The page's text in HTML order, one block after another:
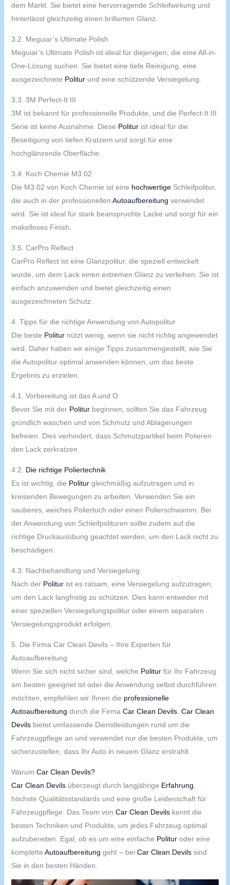
dem Markt. Sie bietet eine hervorragende Schleifwirkung und
hinterlässt gleichzeitig einen brillanten Glanz.
3.2. Meguiar’s Ultimate Polish
Meguiar’s Ultimate Polish ist ideal für diejenigen, die eine All-in-
One-Lösung suchen. Sie bietet eine tiefe Reinigung, eine
ausgezeichnete Politurund eine schützende Versiegelung.
3.3. 3M Perfect-It III
3M ist bekannt für professionelle Produkte, und die Perfect-It III
Serie ist keine Ausnahme. Diese Politurist ideal für die
Beseitigung von tiefen Kratzern und sorgt für eine
hochglänzende Oberfläche.
3.4. Koch Chemie M3.02
Die M3.02 von Koch Chemie ist eine hochwertigeSchleifpolitur,
die auch in der professionellen Autoaufbereitung verwendet
wird. Sie ist ideal für stark beanspruchte Lacke und sorgt für ein
makelloses Finish.
3.5. CarPro Reflect
CarPro Reflect ist eine Glanzpolitur, die speziell entwickelt
wurde, um dem Lack einen extremen Glanz zu verleihen. Sie ist
einfach anzuwenden und bietet gleichzeitig einen
ausgezeichneten Schutz.
4. Tipps für die richtige Anwendung von Autopolitur
Die beste Politurnützt wenig, wenn sie nicht richtig angewendet
wird. Daher haben wir einige Tipps zusammengestellt, wie Sie
die Autopolitur optimal anwenden können, um das beste
Ergebnis zu erzielen.
4.1. Vorbereitung ist das A und O
Bevor Sie mit der Politurbeginnen, sollten Sie das Fahrzeug
gründlich waschen und von Schmutz und Ablagerungen
befreien. Dies verhindert, dass Schmutzpartikel beim Polieren
den Lack zerkratzen.
4.2.
Die richtige Poliertechnik
Es ist wichtig, die Politurgleichmäßig aufzutragen und in
kreisenden Bewegungen zu arbeiten. Verwenden Sie ein
sauberes, weiches Poliertuch oder einen Polierschwamm. Bei
der Anwendung von Schleifpolituren sollte zudem auf die
richtige Druckausübung geachtet werden, um den Lack nicht zu
beschädigen.
4.3. Nachbehandlung und Versiegelung
Nach der Politurist es ratsam, eine Versiegelung aufzutragen,
um den Lack langfristig zu schützen. Dies kann entweder mit
einer speziellen Versiegelungspolitur oder einem separaten
Versiegelungsprodukt erfolgen.
5. Die Firma Car Clean Devils – Ihre Experten für
Autoaufbereitung
Wenn Sie sich nicht sicher sind, welche Politurfür Ihr Fahrzeug
am besten geeignet ist oder die Anwendung selbst durchführen
möchten, empfehlen wir Ihnen die professionelle
Autoaufbereitung durch die Firma Car Clean Devils. Car Clean
Devilsbietet umfassende Dienstleistungen rund um die
Fahrzeugpflege an und verwendet nur die besten Produkte, um
sicherzustellen, dass Ihr Auto in neuem Glanz erstrahlt.
Warum Car Clean Devils?
Car Clean Devilsüberzeugt durch langjährige Erfahrung
höchste Qualitätsstandards und eine große Leidenschaft für
Fahrzeugpflege. Das Team von Car Clean Devilskennt die
besten Techniken und Produkte, um jedes Fahrzeug optimal
aufzubereiten. Egal, ob es um eine einfache Polituroder eine
komplette Autoaufbereitung geht – bei Car Clean Devilssind
Sie in den besten Händen.